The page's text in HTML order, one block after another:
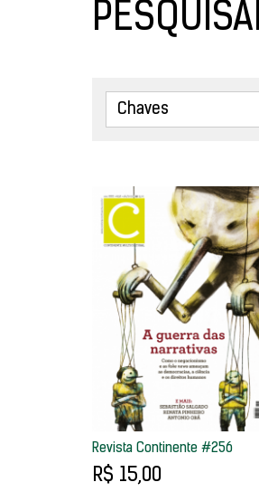
Revista Continente #256
R$ 15,00